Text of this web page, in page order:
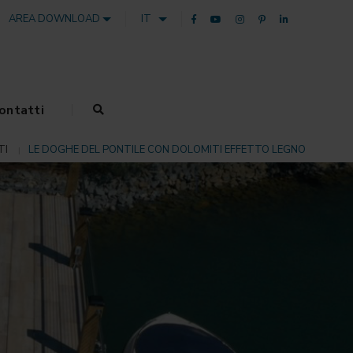
AREA DOWNLOAD IT
LE DOGHE DEL PONTILE CON DOLOMITI EFFETTO LEGNO